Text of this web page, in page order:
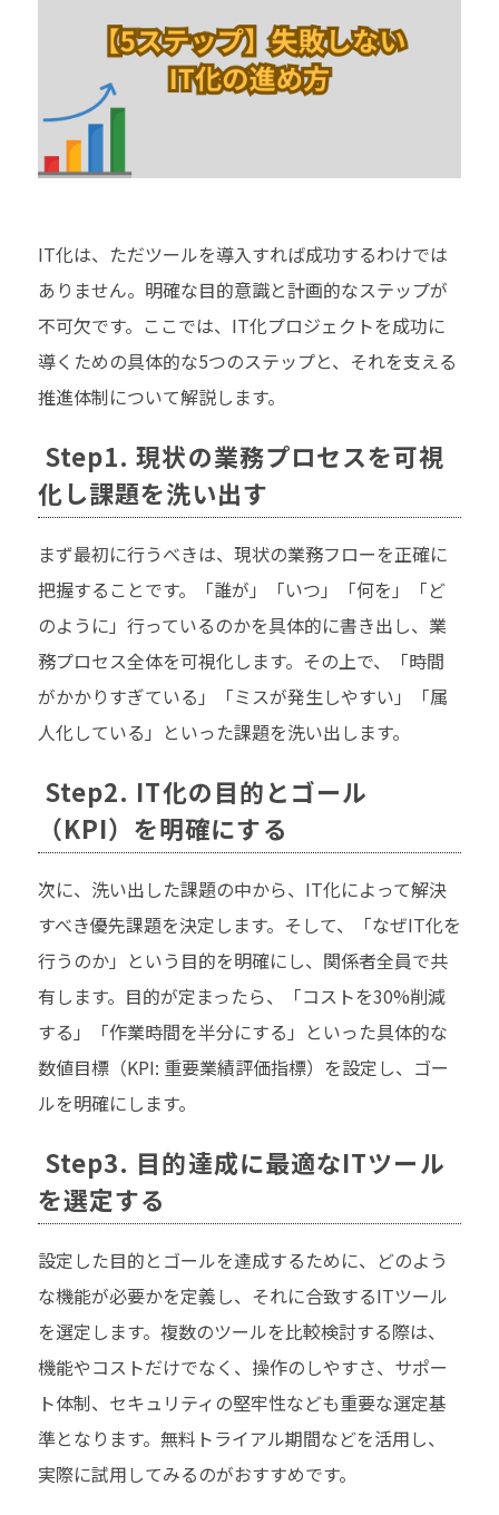
IT化は、ただツールを導入すれば成功するわけでは
ありません。明確な目的意識と計画的なステップが
不可欠です。ここでは、IT化プロジェクトを成功に
導くための具体的な5つのステップと、それを支える
推進体制について解説します。
Step1. 現状の業務プロセスを可視
化し課題を洗い出す
まず最初に行うべきは、現状の業務フローを正確に
把握することです。「誰が」「いつ」「何を」「ど
のように」行っているのかを具体的に書き出し、業
務プロセス全体を可視化します。その上で、「時間
がかかりすぎている」「ミスが発生しやすい」「属
人化している」といった課題を洗い出します。
Step2. IT化の目的とゴール
（KPI）を明確にする
次に、洗い出した課題の中から、IT化によって解決
すべき優先課題を決定します。そして、「なぜIT化を
行うのか」という目的を明確にし、関係者全員で共
有します。目的が定まったら、「コストを30%削減
する」「作業時間を半分にする」といった具体的な
数値目標（KPI: 重要業績評価指標）を設定し、ゴー
ルを明確にします。
Step3. 目的達成に最適なITツール
を選定する
設定した目的とゴールを達成するために、どのよう
な機能が必要かを定義し、それに合致するITツール
を選定します。複数のツールを比較検討する際は、
機能やコストだけでなく、操作のしやすさ、サポー
ト体制、セキュリティの堅牢性なども重要な選定基
準となります。無料トライアル期間などを活用し、
実際に試用してみるのがおすすめです。